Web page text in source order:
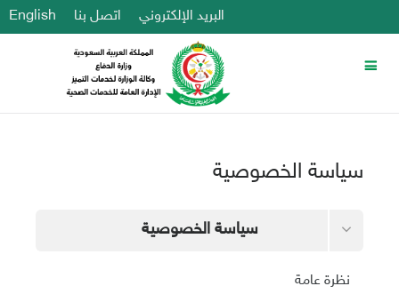
البريد الإلكتروني اتصل بنا English
سياسة الخصوصية
سياسة الخصوصية
نظرة عامة